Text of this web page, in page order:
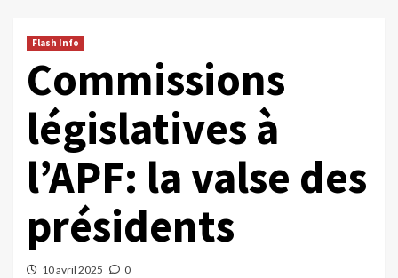
Flash Info
Commissions
législatives à
l’APF: la valse des
présidents
10 avril 2025 0